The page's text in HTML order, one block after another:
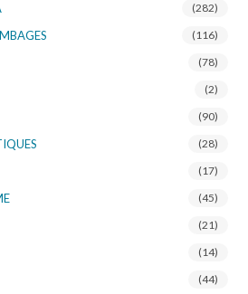
(282)
(116)
(78)
(2)
(90)
(28)
(17)
(45)
(21)
(14)
(44)